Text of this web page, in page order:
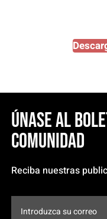
Únase al
comunidad
Reciba nuestras